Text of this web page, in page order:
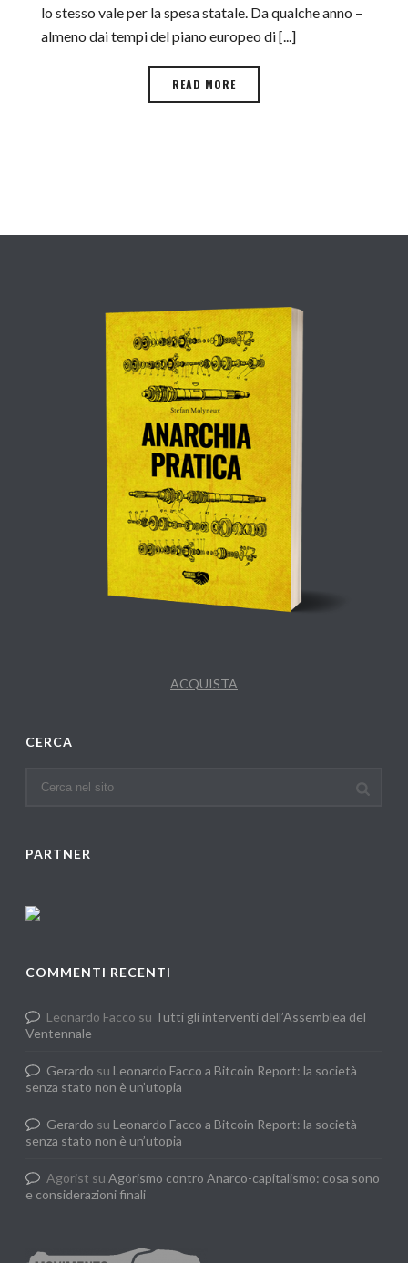
lo stesso vale per la spesa statale. Da qualche anno –
almeno dai tempi del piano europeo di [...]
READ MORE
ACQUISTA
CERCA
PARTNER
COMMENTI RECENTI
Leonardo Facco su Tutti gli interventi dell’Assemblea del
Ventennale
Gerardo su Leonardo Facco a Bitcoin Report: la società
senza stato non è un’utopia
Gerardo su Leonardo Facco a Bitcoin Report: la società
senza stato non è un’utopia
Agorist suAgorismo contro Anarco-capitalismo: cosa sono
e considerazioni finali